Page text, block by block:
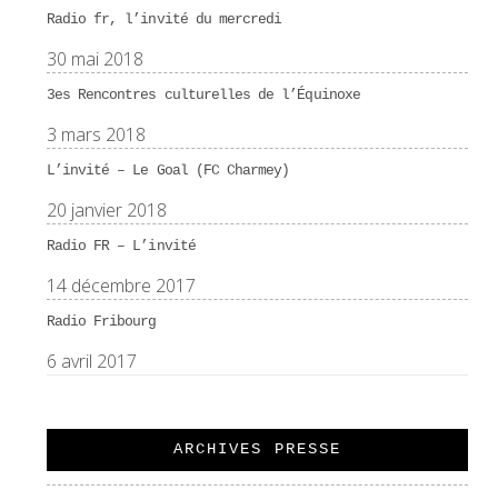
Radio fr, l’invité du mercredi
30 mai 2018
3es Rencontres culturelles de l’Équinoxe
3 mars 2018
L’invité – Le Goal (FC Charmey)
20 janvier 2018
Radio FR – L’invité
14 décembre 2017
Radio Fribourg
6 avril 2017
ARCHIVES PRESSE